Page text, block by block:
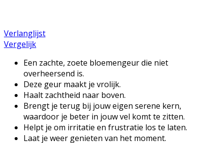
Verlanglijst
Vergelijk
Een zachte, zoete bloemengeur die niet
overheersend is.
Deze geur maakt je vrolijk.
Haalt zachtheid naar boven.
Brengt je terug bij jouw eigen serene kern,
waardoor je beter in jouw vel komt te zitten.
Helpt je om irritatie en frustratie los te laten.
Laat je weer genieten van het moment.